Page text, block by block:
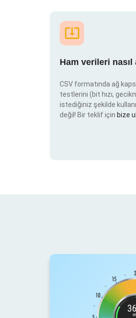
Ham verileri
CSV formatında ağ
testlerini (bit hızı,
istediğiniz şekilde
değil! Bir teklif için bize